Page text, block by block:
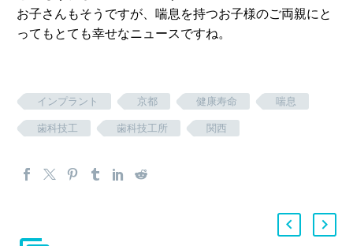
お子さんもそうですが、喘息を持つお子様のご両親にと
ってもとても幸せなニュースですね。
インプラント 京都 健康寿命
喘息
歯科技工
歯科技工所 関西